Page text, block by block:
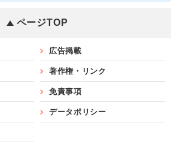
ページTOP
広告掲載
著作権・リンク
免責事項
データポリシー